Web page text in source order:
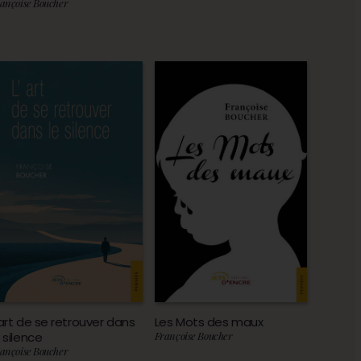
Boucher
de se retrouver dans
silence
Boucher
Les Mots des maux
Françoise Boucher